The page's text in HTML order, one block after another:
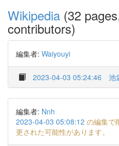
Wikipedia (32
contributors)
編集者: Waiyouyi
2023-04-03 05:24:46 池
編集者: Nnh
2023-04-03 05:08:12 の編集で
更された可能性があります。